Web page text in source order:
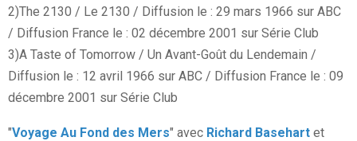
2)The 2130 / Le 2130 / Diffusion le : 29 mars 1966 sur ABC
/ Diffusion France le : 02 décembre 2001 sur Série Club
3)A Taste of Tomorrow / Un Avant-Goût du Lendemain /
Diffusion le : 12 avril 1966 sur ABC / Diffusion France le : 09
décembre 2001 sur Série Club
"Voyage Au Fond des Mers" avec Richard Basehart et